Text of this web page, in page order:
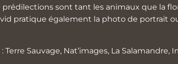
sont tant les animaux que la
pratique également la photo de portrait
: Terre Sauvage, Nat’images, La Salamandre,